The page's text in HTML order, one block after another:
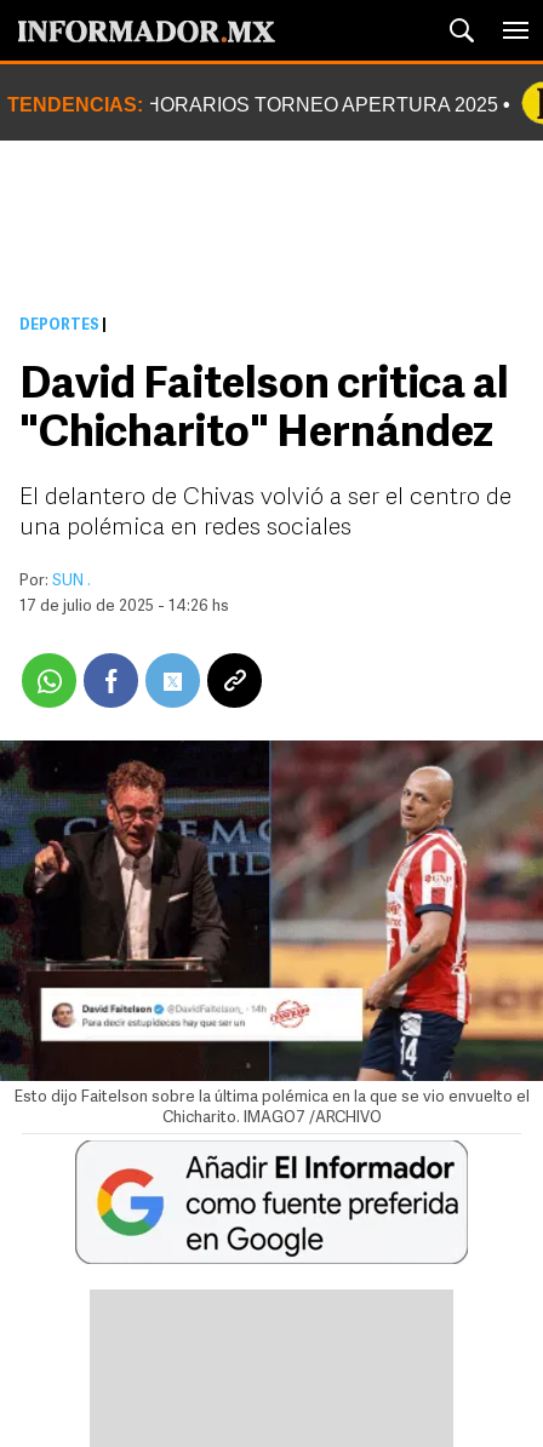
TENDENCIAS: HORARIOS TORNEO APERTURA 2025
DEPORTES
David Faitelson critica al
"Chicharito" Hernández
El delantero de Chivas volvió a ser el centro de
una polémica en redes sociales
Por: SUN .
17 de julio de 2025 - 14:26 hs
Esto dijo Faitelson sobre la última polémica en la que se vio envuelto el
Chicharito. IMAGO7 /ARCHIVO